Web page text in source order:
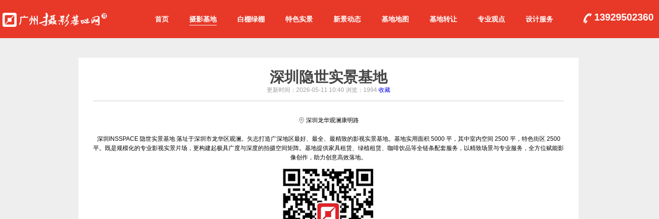
首页 摄影基地 白棚绿棚 特色实景 新景动态 基地地图 基地转让 专业观点 设计服务 13929502360
深圳隐世实景基地
更新时间：2026-05-11 10:40 浏览： 1994 收藏
深圳龙华观澜康明路
深圳INSSPACE 隐世实景基地 落址于深圳市龙华区观澜。矢志打造广深地区最好、最全、最精致的影视实景基地。基地实用面积 5000 平，其中室内空间 2500 平，特色街区 2500
平。既是规模化的专业影视实景片场，更构建起极具广度与深度的拍摄空间矩阵。基地提供家具租赁、绿植租赁、咖啡饮品等全链条配套服务，以精致场景与专业服务，全方位赋能影
像创作，助力创意高效落地。